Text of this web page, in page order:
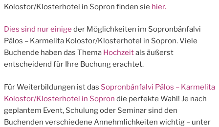
Kolostor/Klosterhotel in Sopron finden sie hier.
Dies sind nur einige der Möglichkeiten im Sopronbánfalvi
Pálos – Karmelita Kolostor/Klosterhotel in Sopron. Viele
Buchende haben das Thema Hochzeitals äußerst
entscheidend für Ihre Buchung erachtet.
Für Weiterbildungen ist das Sopronbánfalvi Pálos – Karmelita
Kolostor/Klosterhotel in Sopron die perfekte Wahl! Je nach
geplantem Event, Schulung oder Seminar sind den
Buchenden verschiedene Annehmlichkeiten wichtig – unter